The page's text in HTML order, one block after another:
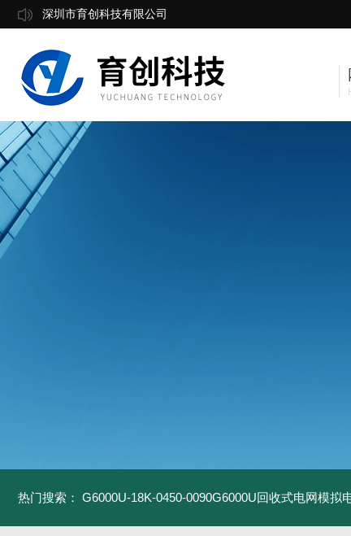
深圳市育创科技有限公司
热门搜索： G6000U-18K-0450-0090G6000U回收式电网模拟